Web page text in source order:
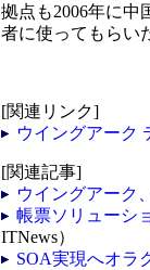
拠点も2006年に中
者に使ってもらい
[関連リンク]
ウイングアーク
[関連記事]
ウイングアーク
帳票ソリューシ
ITNews）
SOA実現へオラ